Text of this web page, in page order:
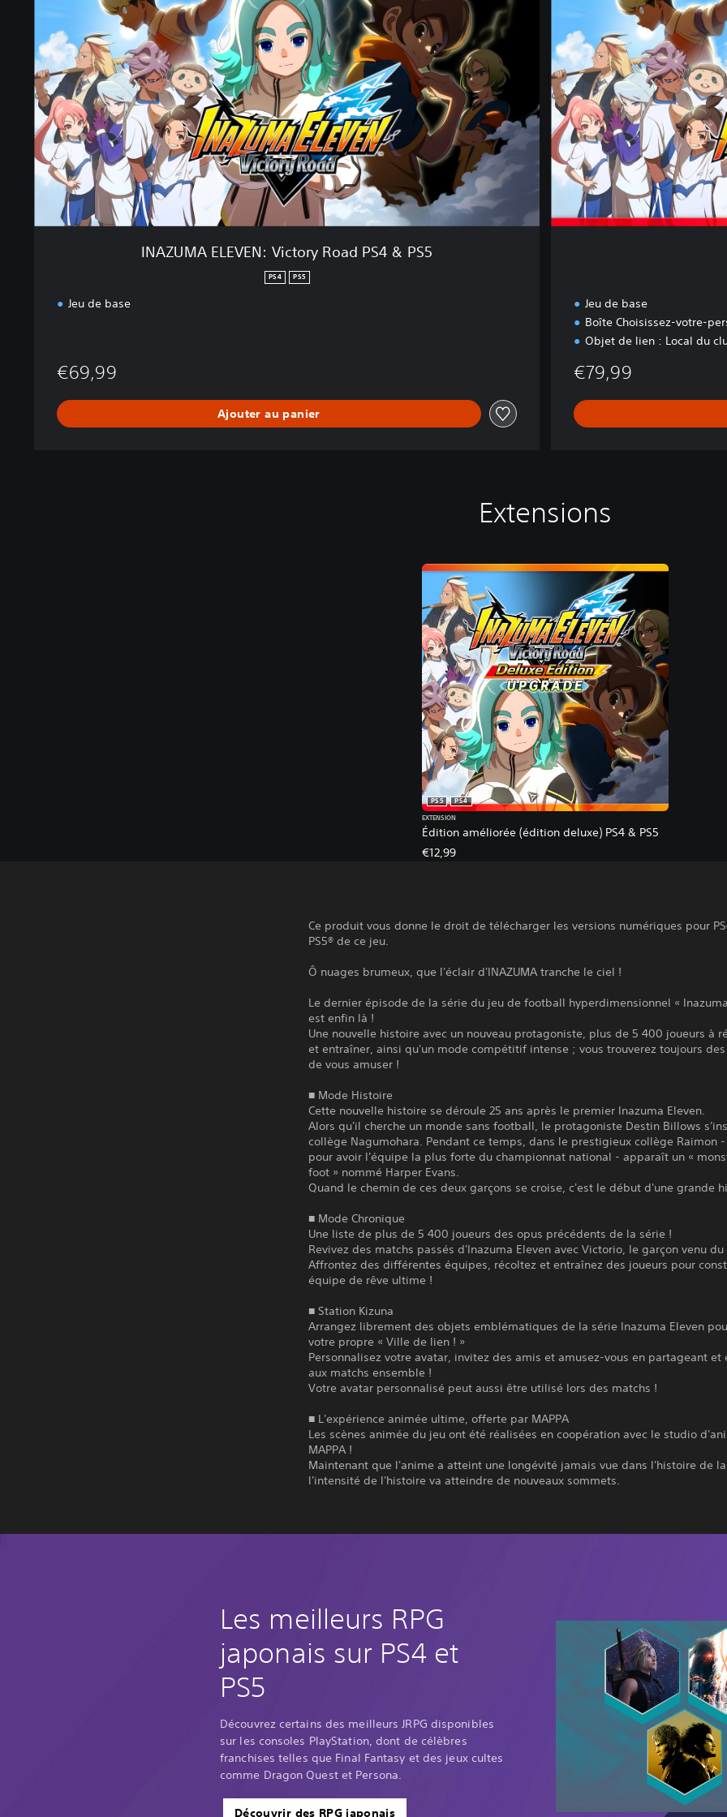
A
E
L
E
E
N
:
c
INAZUMA ELEVEN: Victory Road PS4 & PS5
PS4 PS5
Jeu de base
€69,99
Ajouter au panier
n
d
e
l
x
e
Jeu de base
Boîte Choisissez-votre-
Objet de lien : Local du
€79,99
Extensions
Édition améliorée (édition deluxe) PS4 & PS5
PS5
PS4
EXTENSION
€12,99
Ce produit vous donne le droit de télécharger les versions numériques pour
PS5® de ce jeu.
Ô nuages brumeux, que l'éclair d'INAZUMA tranche le ciel !
Le dernier épisode de la série du jeu de football hyperdimensionnel «
est enfin là !
Une nouvelle histoire avec un nouveau protagoniste, plus de 5 400 joueurs à
et entraîner, ainsi qu'un mode compétitif intense ; vous trouverez toujours des
de vous amuser !
■ Mode Histoire
Cette nouvelle histoire se déroule 25 ans après le premier Inazuma Eleven.
Alors qu'il cherche un monde sans football, le protagoniste Destin Billows
collège Nagumohara. Pendant ce temps, dans le prestigieux collège Raimon
pour avoir l'équipe la plus forte du championnat national - apparaît un «
foot » nommé Harper Evans.
Quand le chemin de ces deux garçons se croise, c'est le début d'une grande
■ Mode Chronique
Une liste de plus de 5 400 joueurs des opus précédents de la série !
Revivez des matchs passés d'Inazuma Eleven avec Victorio, le garçon venu
Affrontez des différentes équipes, récoltez et entraînez des joueurs pour
équipe de rêve ultime !
■ Station Kizuna
Arrangez librement des objets emblématiques de la série Inazuma Eleven
votre propre « Ville de lien ! »
Personnalisez votre avatar, invitez des amis et amusez-vous en partageant et
aux matchs ensemble !
Votre avatar personnalisé peut aussi être utilisé lors des matchs !
■ L'expérience animée ultime, offerte par MAPPA
Les scènes animée du jeu ont été réalisées en coopération avec le studio
MAPPA !
Maintenant que l'anime a atteint une longévité jamais vue dans l'histoire de
l'intensité de l'histoire va atteindre de nouveaux sommets.
Les meilleurs RPG
japonais sur PS4 et
PS5
Découvrez certains des meilleurs JRPG disponibles
sur les consoles PlayStation, dont de célèbres
franchises telles que Final Fantasy et des jeux cultes
comme Dragon Quest et Persona.
Découvrir des RPG japonais